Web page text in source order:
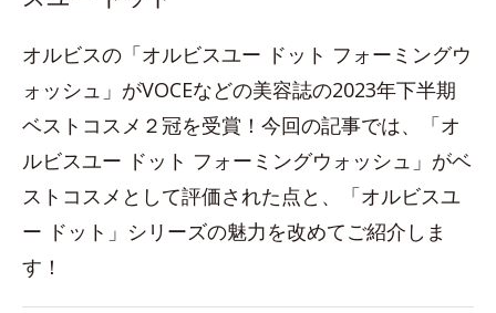
オルビスの「オルビスユー ドット フォーミングウ
ォッシュ」がVOCEなどの美容誌の2023年下半期
ベストコスメ２冠を受賞！今回の記事では、「オ
ルビスユー ドット フォーミングウォッシュ」がベ
ストコスメとして評価された点と、「オルビスユ
ー ドット」シリーズの魅力を改めてご紹介しま
す！